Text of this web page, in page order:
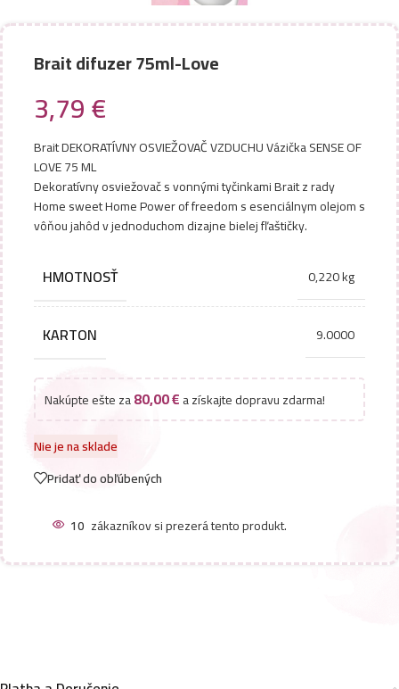
Brait difuzer 75ml-Love
3,79€
Brait DEKORATÍVNY OSVIEŽOVAČ VZDUCHU Vázička SENSE OF
LOVE 75 ML
Dekoratívny osviežovač s vonnými tyčinkami Brait z rady
Home sweet Home Power of freedom s esenciálnym olejom s
vôňou jahôd v jednoduchom dizajne bielej fľaštičky.
HMOTNOSŤ 0,220 kg
KARTON 9.0000
Nakúpte ešte za80,00€a získajte dopravu zdarma!
Nie je na sklade
Pridať do obľúbených
10 zákazníkov si prezerá tento produkt.